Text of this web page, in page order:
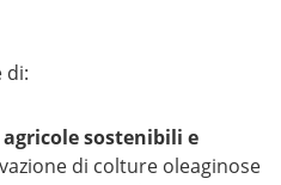
di:
sostenibili e
di colture oleaginose